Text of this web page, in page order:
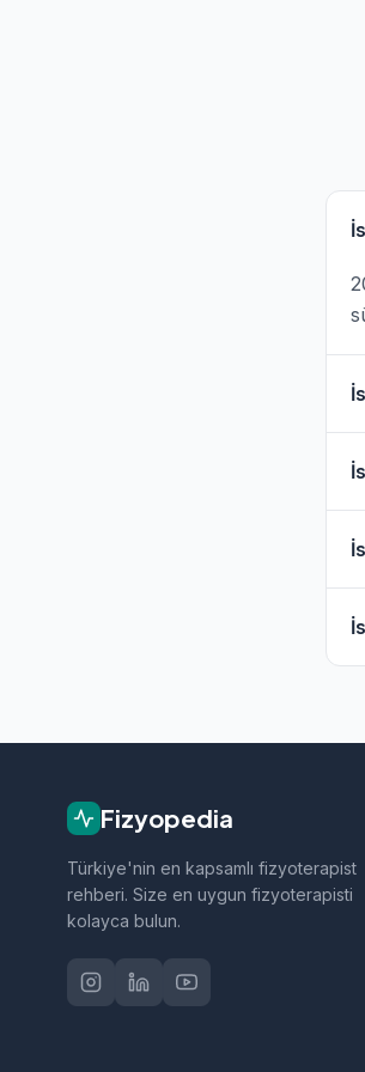
Fizyopedia
Türkiye'nin en kapsamlı fizyoterapist
rehberi. Size en uygun fizyoterapisti
kolayca bulun.